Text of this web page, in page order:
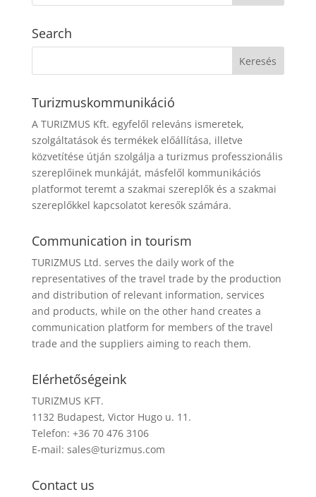
Search
Turizmuskommunikáció
A TURIZMUS Kft. egyfelől releváns ismeretek,
szolgáltatások és termékek előállítása, illetve
közvetítése útján szolgálja a turizmus professzionális
szereplőinek munkáját, másfelől kommunikációs
platformot teremt a szakmai szereplők és a szakmai
szereplőkkel kapcsolatot keresők számára.
Communication in tourism
TURIZMUS Ltd. serves the daily work of the
representatives of the travel trade by the production
and distribution of relevant information, services
and products, while on the other hand creates a
communication platform for members of the travel
trade and the suppliers aiming to reach them.
Elérhetőségeink
TURIZMUS KFT.
1132 Budapest, Victor Hugo u. 11.
Telefon: +36 70 476 3106
E-mail: sales@turizmus.com
Contact us